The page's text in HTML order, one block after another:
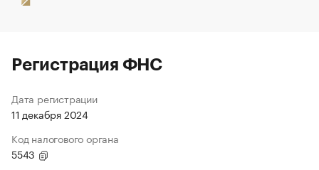
Регистрация ФНС
Дата регистрации
11 декабря 2024
Код налогового органа
5543